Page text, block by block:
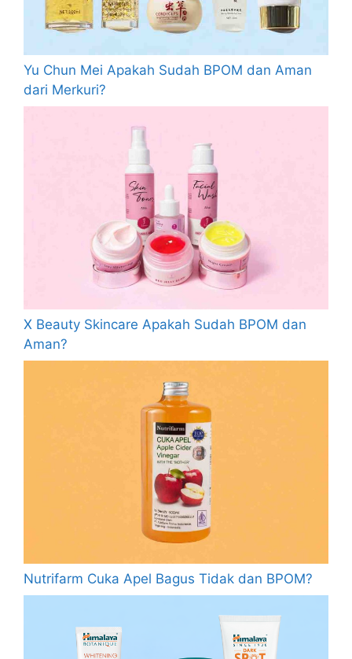
Yu Chun Mei Apakah Sudah BPOM dan Aman
dari Merkuri?
X Beauty Skincare Apakah Sudah BPOM dan
Aman?
Nutrifarm Cuka Apel Bagus Tidak dan BPOM?